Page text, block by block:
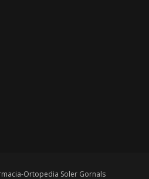
Ortopedia Soler Gornals